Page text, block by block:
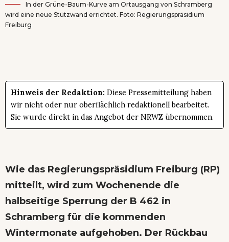
In der Grüne-Baum-Kurve am Ortausgang von Schramberg
wird eine neue Stützwand errichtet. Foto: Regierungspräsidium
Freiburg
Hinweis der Redaktion: Diese Pressemitteilung haben
wir nicht oder nur oberflächlich redaktionell bearbeitet.
Sie wurde direkt in das Angebot der NRWZ übernommen.
Wie das Regierungspräsidium Freiburg (RP)
mitteilt, wird zum Wochenende die
halbseitige Sperrung der B 462 in
Schramberg für die kommenden
Wintermonate aufgehoben. Der Rückbau